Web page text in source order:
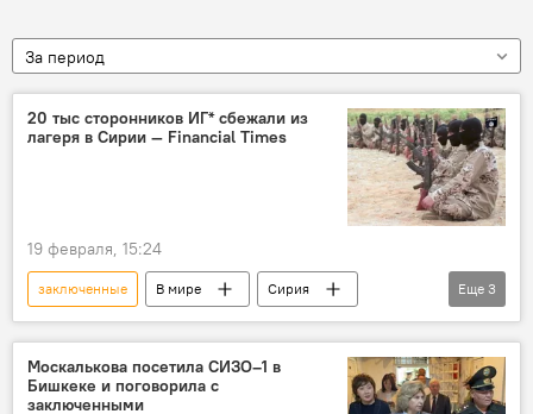
За период
20 тыс сторонников ИГ* сбежали из
лагеря в Сирии — Financial Times
19 февраля, 15:24
заключенные В мире
Сирия
лагерь
террористическая организация "Исламское государство"
побег
Еще 3
Москалькова посетила СИЗО–1 в
Бишкеке и поговорила с
заключенными